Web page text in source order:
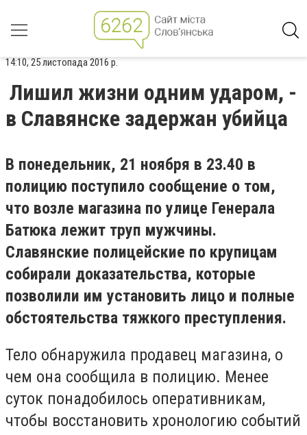
14:10, 25 листопада 2016 р.
Лишил жизни одним ударом, -
в Славянске задержан убийца
В понедельник, 21 ноября в 23.40 в
полицию поступило сообщение о том,
что возле магазина по улице Генерала
Батюка лежит труп мужчины.
Славянские полицейские по крупицам
собирали доказательства, которые
позволили им установить лицо и полные
обстоятельства тяжкого преступления.
Тело обнаружила продавец магазина, о
чем она сообщила в полицию. Менее
суток понадобилось оперативникам,
чтобы восстановить хронологию событий